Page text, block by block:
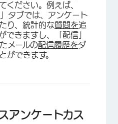
ください。例えば、
タブでは、アンケート
り、統計的な質問を追
できますし、「配信」
メールの配信履歴をダ
ができます。
アンケートカス